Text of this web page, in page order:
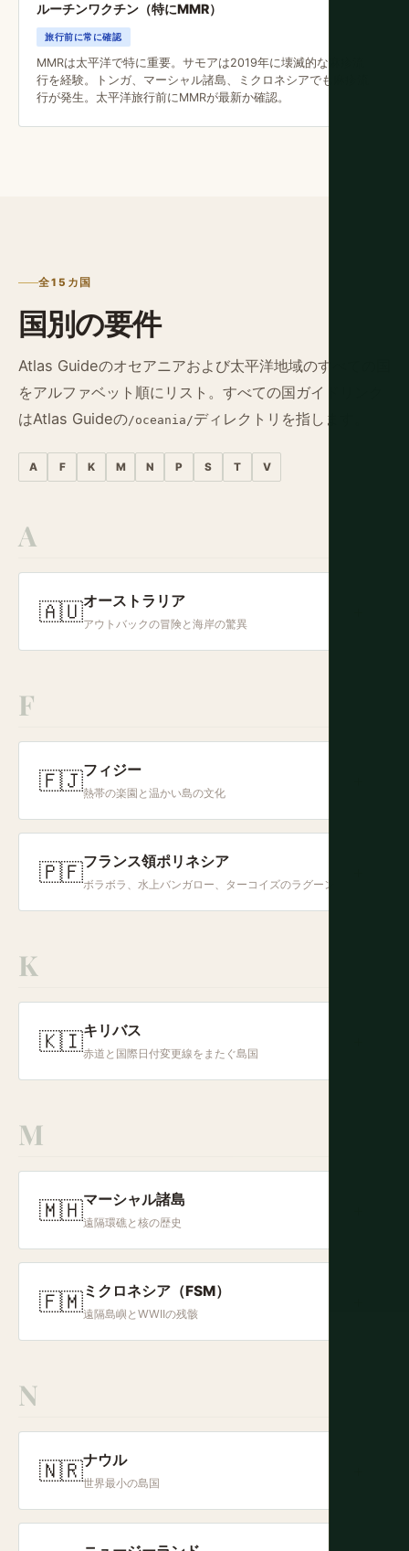
ルーチンワクチン（特にMMR）
旅行前に常に確認
MMRは太平洋で特に重要。サモアは2019年に壊滅的な麻疹流
行を経験。トンガ、マーシャル諸島、ミクロネシアでも麻疹流
行が発生。太平洋旅行前にMMRが最新か確認。
全15カ国
国別の要件
Atlas Guideのオセアニアおよび太平洋地域のすべての国
をアルファベット順にリスト。すべての国ガイドリンク
はAtlas Guideの/oceania/ディレクトリを指します。
A F K M N P S T V
A
🇦🇺オーストラリア
アウトバックの冒険と海岸の驚異
F
🇫🇯フィジー
熱帯の楽園と温かい島の文化
🇵🇫フランス領ポリネシア
ボラボラ、水上バンガロー、ターコイズのラグーン
K
🇰🇮キリバス
赤道と国際日付変更線をまたぐ島国
M
🇲🇭マーシャル諸島
遠隔環礁と核の歴史
🇫🇲ミクロネシア（FSM）
遠隔島嶼とWWIIの残骸
N
🇳🇷ナウル
世界最小の島国